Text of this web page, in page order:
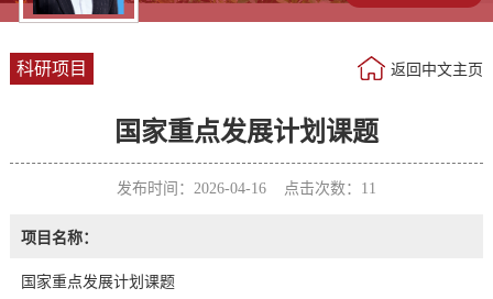
科研项目 返回中文主页
国家重点发展计划课题
发布时间：2026-04-16 点击次数： 11
项目名称：
国家重点发展计划课题